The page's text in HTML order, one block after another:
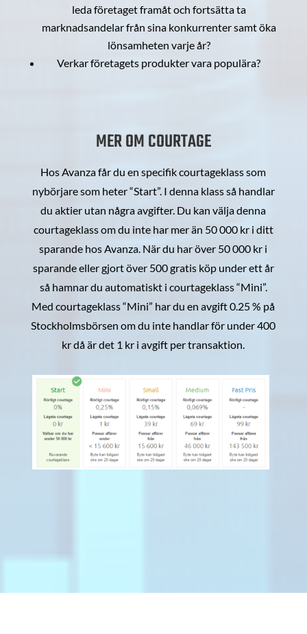
leda företaget framåt och fortsätta ta
marknadsandelar från sina konkurrenter samt öka
lönsamheten varje år?
Verkar företagets produkter vara populära?
MER OM COURTAGE
Hos Avanza får du en specifik courtageklass som
nybörjare som heter “Start”. I denna klass så handlar
du aktier utan några avgifter. Du kan välja denna
courtageklass om du inte har mer än 50 000 kr i ditt
sparande hos Avanza. När du har över 50 000 kr i
sparande eller gjort över 500 gratis köp under ett år
så hamnar du automatiskt i courtageklass “Mini”.
Med courtageklass “Mini” har du en avgift 0.25 % på
Stockholmsbörsen om du inte handlar för under 400
kr då är det 1 kr i avgift per transaktion.